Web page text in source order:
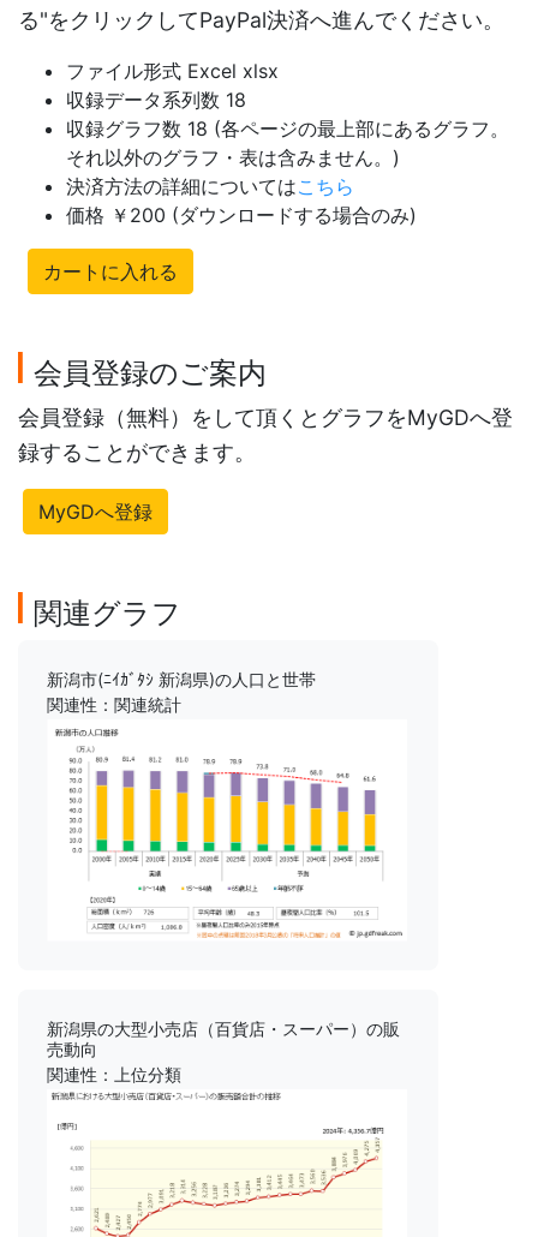
る"をクリックしてPayPal決済へ進んでください。
ファイル形式 Excel xlsx
収録データ系列数 18
収録グラフ数 18 (各ページの最上部にあるグラフ。
それ以外のグラフ・表は含みません。)
決済方法の詳細についてはこちら
価格 ￥200 (ダウンロードする場合のみ)
カートに入れる
会員登録のご案内
会員登録（無料）をして頂くとグラフをMyGDへ登
録することができます。
MyGDへ登録
関連グラフ
新潟市(ﾆｲｶﾞﾀｼ 新潟県)の人口と世帯
関連性：関連統計
新潟県の大型小売店（百貨店・スーパー）の販
売動向
関連性：上位分類